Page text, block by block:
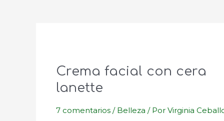
Crema facial con cera
lanette
7 comentarios / Belleza / PorVirginia